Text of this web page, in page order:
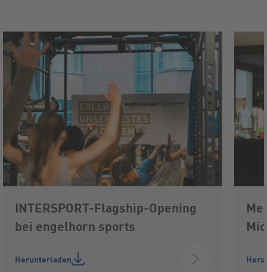
INTERSPORT-Flagship-Opening
bei engelhorn sports
Herunterladen